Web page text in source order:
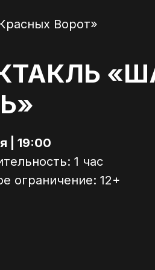
Ворот»
| 19:00
1 час
ограничение: 12+